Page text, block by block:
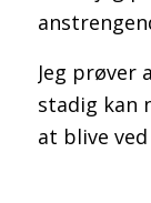
Jeg prøver
stadig kan
at blive